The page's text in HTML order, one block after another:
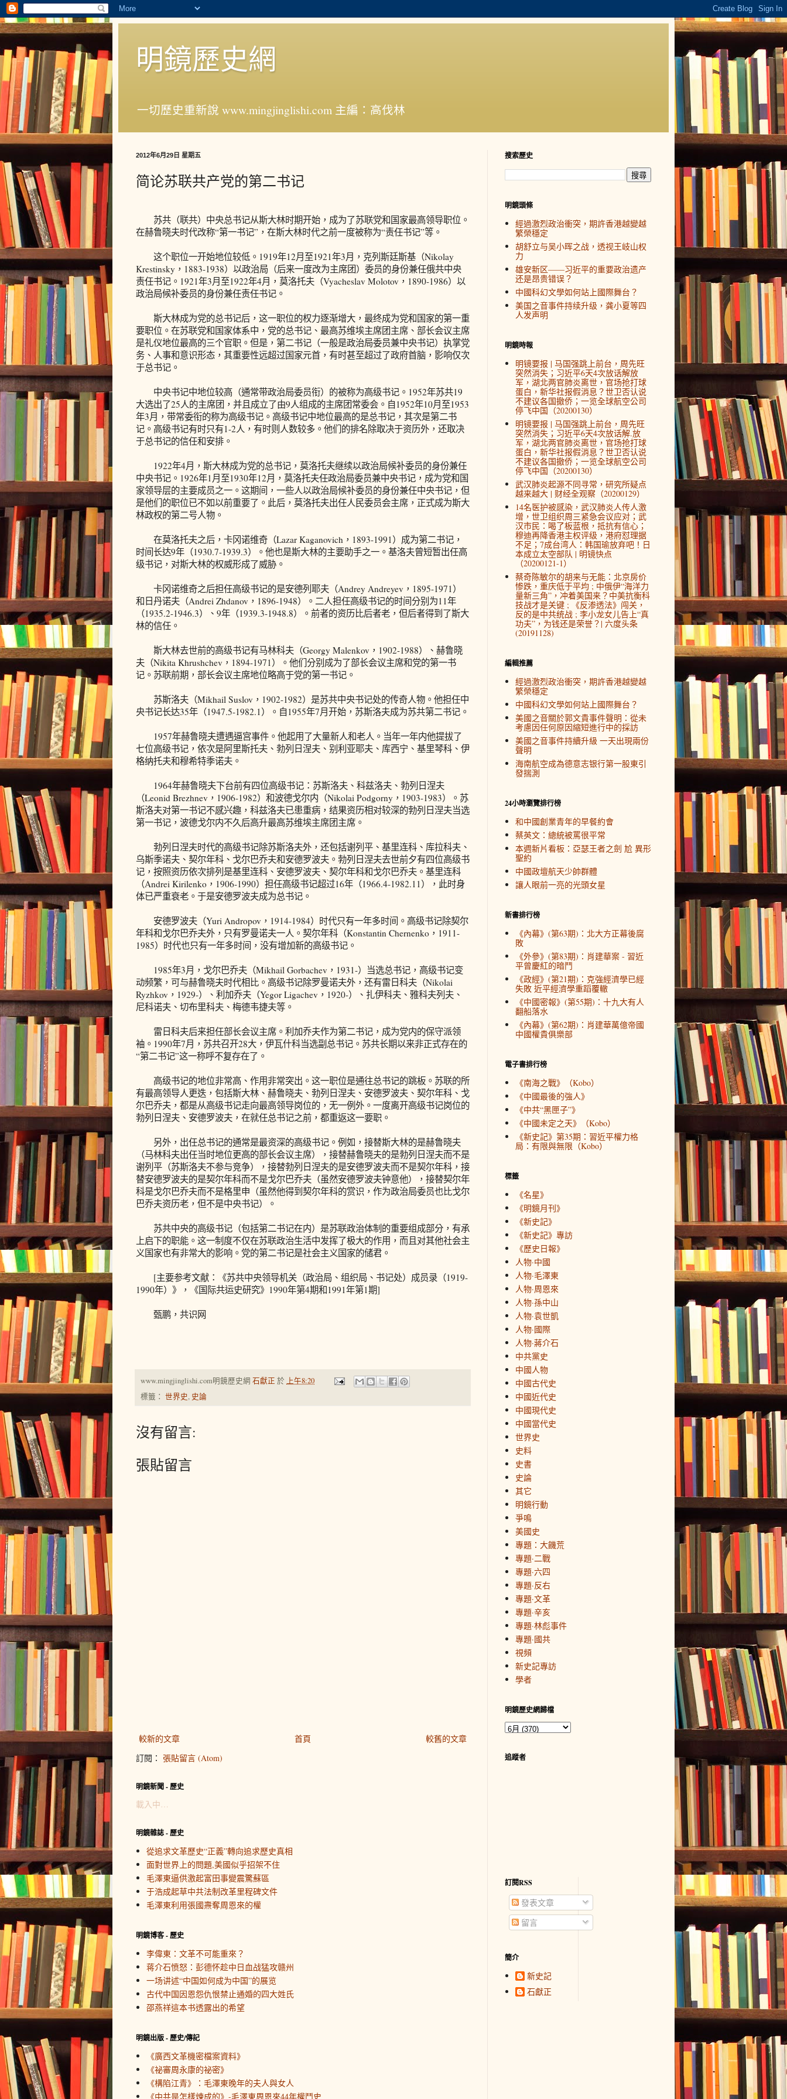
明鏡歷史網
一切歷史重新說 www.mingjinglishi.com 主編：高伐林
2012年6月29日 星期五
简论苏联共产党的第二书记
苏共（联共）中央总书记从斯大林时期开始，成为了苏联党和国家最高领导职位。
在赫鲁晓夫时代改称“第一书记”，在斯大林时代之前一度被称为“责任书记”等。
这个职位一开始地位较低。1919年12月至1921年3月，克列斯廷斯基（Nikolay
Krestinsky，1883-1938）以政治局（后来一度改为主席团）委员的身份兼任俄共中央
责任书记。1921年3月至1922年4月，莫洛托夫（Vyacheslav Molotov，1890-1986）以
政治局候补委员的身份兼任责任书记。
斯大林成为党的总书记后，这一职位的权力逐渐增大，最终成为党和国家的第一重
要职位。在苏联党和国家体系中，党的总书记、最高苏维埃主席团主席、部长会议主席
是礼仪地位最高的三个官职。但是，第二书记（一般是政治局委员兼中央书记）执掌党
务、人事和意识形态，其重要性远超过国家元首，有时甚至超过了政府首脑，影响仅次
于总书记。
中央书记中地位较高（通常带政治局委员衔）的被称为高级书记。1952年苏共19
大选出了25人的主席团，并且成立了由9人组成的主席团常委会。自1952年10月至1953
年3月，带常委衔的称为高级书记。高级书记中地位最高的是总书记，其次是第二书
记。高级书记有时只有1-2人，有时则人数较多。他们的排名除取决于资历外，还取决
于总书记的信任和安排。
1922年4月，斯大林成为党的总书记，莫洛托夫继续以政治局候补委员的身份兼任
中央书记。1926年1月至1930年12月，莫洛托夫任政治局委员兼中央书记，成为党和国
家领导层的主要成员之一。这期间，一些人以政治局候补委员的身份兼任中央书记，但
是他们的职位已不如以前重要了。此后，莫洛托夫出任人民委员会主席，正式成为斯大
林政权的第二号人物。
在莫洛托夫之后，卡冈诺维奇（Lazar Kaganovich，1893-1991）成为第二书记，
时间长达9年（1930.7-1939.3）。他也是斯大林的主要助手之一。基洛夫曾短暂出任高
级书记，对斯大林的权威形成了威胁。
卡冈诺维奇之后担任高级书记的是安德列耶夫（Andrey Andreyev，1895-1971）
和日丹诺夫（Andrei Zhdanov，1896-1948）。二人担任高级书记的时间分别为11年
（1935.2-1946.3）、9年（1939.3-1948.8）。前者的资历比后者老，但后者得到了斯大
林的信任。
斯大林去世前的高级书记有马林科夫（Georgy Malenkov，1902-1988）、赫鲁晓
夫（Nikita Khrushchev，1894-1971）。他们分别成为了部长会议主席和党的第一书
记。苏联前期，部长会议主席地位略高于党的第一书记。
苏斯洛夫（Mikhail Suslov，1902-1982）是苏共中央书记处的传奇人物。他担任中
央书记长达35年（1947.5-1982.1）。自1955年7月开始，苏斯洛夫成为苏共第二书记。
1957年赫鲁晓夫遭遇逼宫事件。他起用了大量新人和老人。当年一年内他提拔了
七位高级书记，依次是阿里斯托夫、勃列日涅夫、别利亚耶夫、库西宁、基里琴科、伊
格纳托夫和穆希特季诺夫。
1964年赫鲁晓夫下台前有四位高级书记：苏斯洛夫、科兹洛夫、勃列日涅夫
（Leonid Brezhnev，1906-1982）和波德戈尔内（Nikolai Podgorny，1903-1983）。苏
斯洛夫对第一书记不感兴趣，科兹洛夫已患重病，结果资历相对较深的勃列日涅夫当选
第一书记，波德戈尔内不久后高升最高苏维埃主席团主席。
勃列日涅夫时代的高级书记除苏斯洛夫外，还包括谢列平、基里连科、库拉科夫、
乌斯季诺夫、契尔年科、戈尔巴乔夫和安德罗波夫。勃列日涅夫去世前夕有四位高级书
记，按照资历依次排列是基里连科、安德罗波夫、契尔年科和戈尔巴乔夫。基里连科
（Andrei Kirilenko，1906-1990）担任高级书记超过16年（1966.4-1982.11），此时身
体已严重衰老。于是安德罗波夫成为总书记。
安德罗波夫（Yuri Andropov，1914-1984）时代只有一年多时间。高级书记除契尔
年科和戈尔巴乔夫外，只有罗曼诺夫一人。契尔年科（Konstantin Chernenko，1911-
1985）时代也只有一年多时间，没有增加新的高级书记。
1985年3月，戈尔巴乔夫（Mikhail Gorbachev，1931-）当选总书记，高级书记变
动频繁，可与赫鲁晓夫时代相比。高级书记除罗曼诺夫外，还有雷日科夫（Nikolai
Ryzhkov，1929-）、利加乔夫（Yegor Ligachev，1920-）、扎伊科夫、雅科夫列夫、
尼科诺夫、切布里科夫、梅德韦捷夫等。
雷日科夫后来担任部长会议主席。利加乔夫作为第二书记，成为党内的保守派领
袖。1990年7月，苏共召开28大，伊瓦什科当选副总书记。苏共长期以来非正式存在的
“第二书记”这一称呼不复存在了。
高级书记的地位非常高、作用非常突出。这一职位是通往总书记的跳板。苏联的所
有最高领导人更迭，包括斯大林、赫鲁晓夫、勃列日涅夫、安德罗波夫、契尔年科、戈
尔巴乔夫，都是从高级书记走向最高领导岗位的，无一例外。一度离开高级书记岗位的
勃列日涅夫、安德罗波夫，在就任总书记之前，都重返这一要职。
另外，出任总书记的通常是最资深的高级书记。例如，接替斯大林的是赫鲁晓夫
（马林科夫出任当时地位更高的部长会议主席），接替赫鲁晓夫的是勃列日涅夫而不是
谢列平（苏斯洛夫不参与竞争），接替勃列日涅夫的是安德罗波夫而不是契尔年科，接
替安德罗波夫的是契尔年科而不是戈尔巴乔夫（虽然安德罗波夫钟意他），接替契尔年
科是戈尔巴乔夫而不是格里申（虽然他得到契尔年科的赏识，作为政治局委员也比戈尔
巴乔夫资历老，但不是中央书记）。
苏共中央的高级书记（包括第二书记在内）是苏联政治体制的重要组成部分，有承
上启下的职能。这一制度不仅在苏联政治生活中发挥了极大的作用，而且对其他社会主
义国家也有非常大的影响。党的第二书记是社会主义国家的储君。
[主要参考文献：《苏共中央领导机关（政治局、组织局、书记处）成员录（1919-
1990年）》，《国际共运史研究》1990年第4期和1991年第1期]
甄鹏，共识网
www.mingjinglishi.com明鏡歷史網 石獻正 於 上午8:20
標籤： 世界史, 史論
沒有留言:
張貼留言
較新的文章 較舊的文章
首頁
訂閱： 張貼留言 (Atom)
明鏡新聞 - 歷史
載入中…
明鏡雜誌 - 歷史
從追求文革歷史“正義”轉向追求歷史真相
面對世界上的問題,美國似乎招架不住
毛澤東逼供激起富田事變震驚蘇區
于浩成起草中共法制改革里程碑文件
毛澤東利用張國燾奪周恩來的權
明鏡博客 - 歷史
李偉東：文革不可能重來？
蒋介石愤怒：彭德怀趁中日血战猛攻赣州
一场讲述“中国如何成为中国”的展览
古代中国因恩怨仇恨禁止通婚的四大姓氏
邵燕祥這本书透露出的希望
明鏡出版 - 歷史/傳記
《廣西文革機密檔案資料》
《祕審周永康的祕密》
《構陷江青》：毛澤東晚年的夫人與女人
《中共是怎樣煉成的》-毛澤東周恩來44年權鬥史
搜索歷史
明鏡頭條
經過激烈政治衝突，期許香港越變越
繁榮穩定
胡舒立与吴小晖之战，透视王岐山权
力
雄安新区——习近平的重要政治遗产
还是昂贵错误？
中國科幻文學如何站上國際舞台？
美国之音事件持续升级，龚小夏等四
人发声明
明鏡時報
明镜要报 | 马国强跳上前台，周先旺
突然消失；习近平6天4次放话解放
军，湖北两官肺炎离世，官场抢打球
蛋白，新华社报假消息？世卫否认说
不建议各国撤侨；一览全球航空公司
停飞中国（20200130）
明镜要报 | 马国强跳上前台，周先旺
突然消失；习近平6天4次放话解.放
军，湖北两官肺炎离世，官场抢打球
蛋白，新华社报假消息？世卫否认说
不建议各国撤侨；一览全球航空公司
停飞中国（20200130）
武汉肺炎起源不同寻常，研究所疑点
越来越大 | 财经全观察（20200129）
14名医护被感染，武汉肺炎人传人激
增，世卫组织周三紧急会议应对；武
汉市民：喝了板蓝根，抵抗有信心；
穆迪再降香港主权评级，港府怼理据
不足；7成台湾人：韩国瑜放弃吧！日
本成立太空部队 | 明镜快点
（20200121-1）
蔡奇陈敏尔的胡来与无能：北京房价
惨跌，重庆低于平均 ; 中俄伊“海洋力
量新三角”，冲着美国来？中美抗衡科
技战才是关键 ; 《反渗透法》闯关，
反的是中共统战 ; 李小龙女儿告上“真
功夫”，为钱还是荣誉？| 六度头条
(20191128)
編輯推薦
經過激烈政治衝突，期許香港越變越
繁榮穩定
中國科幻文學如何站上國際舞台？
美國之音關於郭文貴事件聲明：從未
考慮因任何原因縮短進行中的採訪
美國之音事件持續升級 一天出現兩份
聲明
海南航空成為德意志银行第一股東引
發揣測
24小時瀏覽排行榜
和中國創業青年的早餐約會
蔡英文：總統被罵很平常
本週新片看板：亞瑟王者之劍 尬 異形
聖約
中國政壇航天少帥群體
讓人眼前一亮的光頭女星
新書排行榜
《內幕》(第63期)：北大方正幕後腐
敗
《外參》(第83期)：肖建華案 - 習近
平曾慶紅的暗鬥
《政經》(第21期)：克強經濟學已經
失敗 近平經濟學重蹈覆轍
《中國密報》(第55期)：十九大有人
翻船落水
《內幕》(第62期)：肖建華萬億帝國
中國權貴俱樂部
電子書排行榜
《南海之戰》（Kobo）
《中國最後的強人》
《中共“黑匣子”》
《中國未定之天》（Kobo）
《新史記》第35期：習近平權力格
局：有限與無限（Kobo）
標籤
《名星》
《明鏡月刊》
《新史記》
《新史記》專訪
《歷史日報》
人物·中國
人物·毛澤東
人物·周恩來
人物·孫中山
人物·袁世凱
人物·國際
人物·蔣介石
中共黨史
中國人物
中國古代史
中國近代史
中國現代史
中國當代史
世界史
史料
史書
史論
其它
明鏡行動
爭鳴
美國史
專題：大饑荒
專題·二戰
專題·六四
專題·反右
專題·文革
專題·辛亥
專題·林彪事件
專題·國共
視頻
新史記專訪
學者
明鏡歷史網歸檔
追蹤者
訂閱RSS
發表文章
留言
簡介
新史記
石獻正